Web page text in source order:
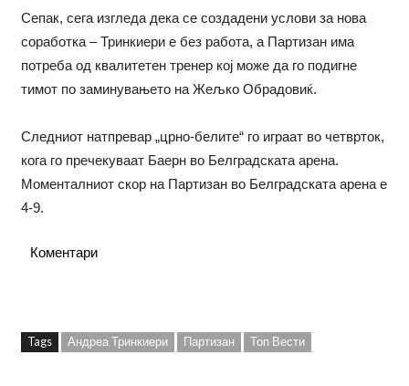
Сепак, сега изгледа дека се создадени услови за нова
соработка – Тринкиери е без работа, а Партизан има
потреба од квалитетен тренер кој може да го подигне
тимот по заминувањето на Жељко Обрадовиќ.
Следниот натпревар „црно-белите“ го играат во четврток,
кога го пречекуваат Баерн во Белградската арена.
Моменталниот скор на Партизан во Белградската арена е
4-9.
Коментари
Tags Андреа Тринкиери Партизан Топ Вести